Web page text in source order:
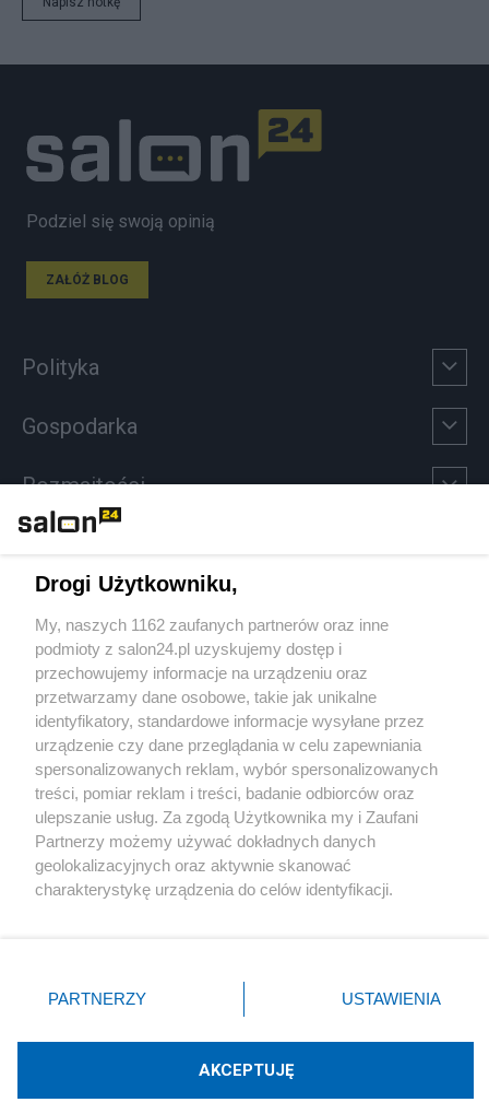
Podziel się swoją opinią
ZAŁÓŻ BLOG
Polityka
Gospodarka
Rozmaitości
Sport
Społeczeństwo
Kultura
X Facebook Instagram Youtube
Technologię dostarcza:W3media.pl
Drogi Użytkowniku,
My, naszych 1162 zaufanych partnerów oraz inne
podmioty z salon24.pl uzyskujemy dostęp i
przechowujemy informacje na urządzeniu oraz
przetwarzamy dane osobowe, takie jak unikalne
identyfikatory, standardowe informacje wysyłane przez
urządzenie czy dane przeglądania w celu zapewniania
spersonalizowanych reklam, wybór spersonalizowanych
treści, pomiar reklam i treści, badanie odbiorców oraz
ulepszanie usług. Za zgodą Użytkownika my i Zaufani
Partnerzy możemy używać dokładnych danych
geolokalizacyjnych oraz aktywnie skanować
charakterystykę urządzenia do celów identyfikacji.
zmienić/wycofać klikając przycisk ustawień prywatności
znajdujący się w lewym dolnym rogu strony
rodzaje przetwarzania danych nie wymagają zgody
użytkownika, ale masz prawo sprzeciwić się takiemu
PARTNERZY USTAWIENIA
AKCEPTUJĘ